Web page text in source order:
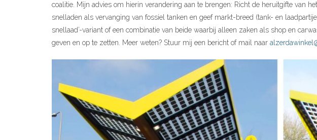
coalitie. Mijn advies om hierin verandering aan te brengen: Richt de heruitgifte van
snelladen als vervanging van fossiel tanken en geef markt-breed (tank- en
snellaad’-variant of een combinatie van beide waarbij alleen zaken als shop en
geven en op te zetten. Meer weten? Stuur mij een bericht of mail naar